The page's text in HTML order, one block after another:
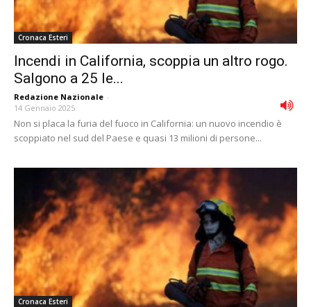
Cronaca Esteri
Incendi in California, scoppia un altro rogo.
Salgono a 25 le...
Redazione Nazionale -
14 Gennaio 2025
Non si placa la furia del fuoco in California: un nuovo incendio è
scoppiato nel sud del Paese e quasi 13 milioni di persone...
Cronaca Esteri